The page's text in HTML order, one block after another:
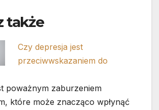
także
Czy depresja jest
przeciwwskazaniem do
poważnym zaburzeniem
które może znacząco wpłynąć